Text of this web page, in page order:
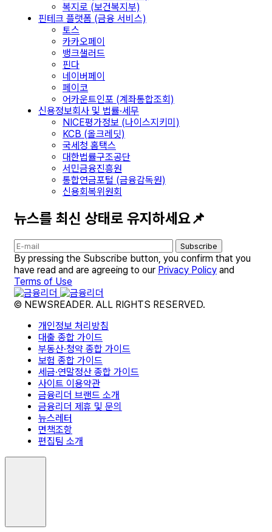
복지로 (보건복지부)
핀테크 플랫폼 (금융 서비스)
토스
카카오페이
뱅크샐러드
핀다
네이버페이
페이코
어카운트인포 (계좌통합조회)
신용정보회사 및 법률·세무
NICE평가정보 (나이스지키미)
KCB (올크레딧)
국세청 홈택스
대한법률구조공단
서민금융진흥원
통합연금포털 (금융감독원)
신용회복위원회
뉴스를 최신 상태로 유지하세요📌
Subscribe
By pressing the Subscribe button, you confirm that you
have read and are agreeing to our Privacy Policy and
Terms of Use
© NEWSREADER. ALL RIGHTS RESERVED.
개인정보 처리방침
대출 종합 가이드
부동산·청약 종합 가이드
보험 종합 가이드
세금·연말정산 종합 가이드
사이트 이용약관
금융리더 브랜드 소개
금융리더 제휴 및 문의
뉴스레터
면책조항
편집팀 소개